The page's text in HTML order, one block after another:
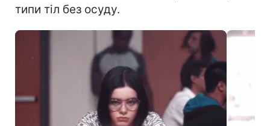
типи тіл без осуду.